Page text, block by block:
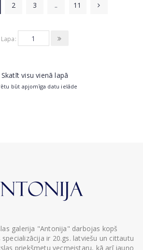
2 3 .. 11
Lapa:
Skatīt visu vienā lapā
būt apjomīga datu ielāde
galerija "Antonija" darbojas kopš
specializācija ir 20.gs. latviešu un cittautu
priekšmetu vecmeistaru, kā arī jauno